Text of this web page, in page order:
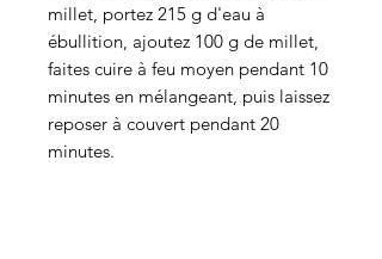
millet, portez 215 g d'eau à
ébullition, ajoutez 100 g de millet,
faites cuire à feu moyen pendant 10
minutes en mélangeant, puis laissez
reposer à couvert pendant 20
minutes.